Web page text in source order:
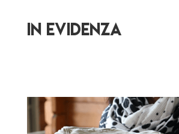
IN EVIDENZA